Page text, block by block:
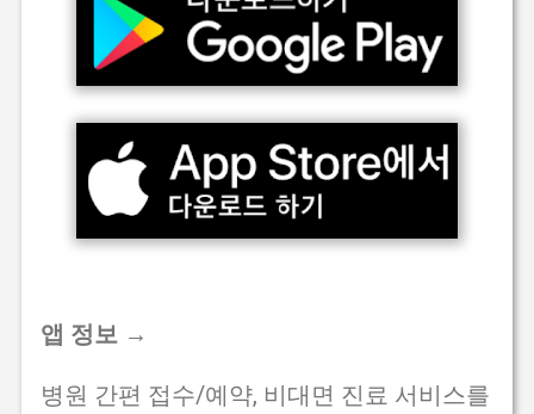
앱 정보 →
병원 간편 접수/예약, 비대면 진료 서비스를